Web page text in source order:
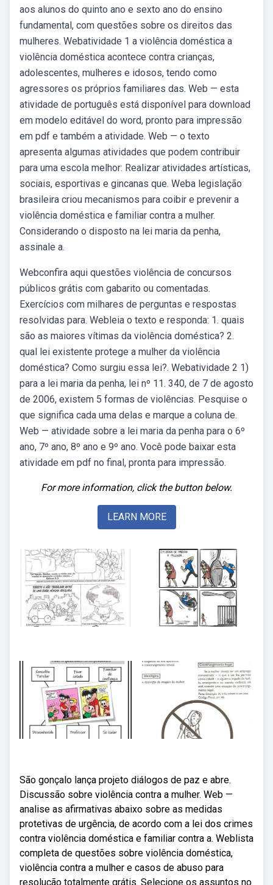
aos alunos do quinto ano e sexto ano do ensino
fundamental, com questões sobre os direitos das
mulheres. Webatividade 1 a violência doméstica a
violência doméstica acontece contra crianças,
adolescentes, mulheres e idosos, tendo como
agressores os próprios familiares das. Web — esta
atividade de português está disponível para download
em modelo editável do word, pronto para impressão
em pdf e também a atividade. Web — o texto
apresenta algumas atividades que podem contribuir
para uma escola melhor: Realizar atividades artísticas,
sociais, esportivas e gincanas que. Weba legislação
brasileira criou mecanismos para coibir e prevenir a
violência doméstica e familiar contra a mulher.
Considerando o disposto na lei maria da penha,
assinale a.
Webconfira aqui questões violência de concursos
públicos grátis com gabarito ou comentadas.
Exercícios com milhares de perguntas e respostas
resolvidas para. Webleia o texto e responda: 1. quais
são as maiores vítimas da violência doméstica? 2.
qual lei existente protege a mulher da violência
doméstica? Como surgiu essa lei?. Webatividade 2 1)
para a lei maria da penha, lei nº 11. 340, de 7 de agosto
de 2006, existem 5 formas de violências. Pesquise o
que significa cada uma delas e marque a coluna de.
Web — atividade sobre a lei maria da penha para o 6º
ano, 7º ano, 8º ano e 9º ano. Você pode baixar esta
atividade em pdf no final, pronta para impressão.
For more information, click the button below.
LEARN MORE
São gonçalo lança projeto diálogos de paz e abre.
Discussão sobre violência contra a mulher. Web —
analise as afirmativas abaixo sobre as medidas
protetivas de urgência, de acordo com a lei dos crimes
contra violência doméstica e familiar contra a. Weblista
completa de questões sobre violência doméstica,
violência contra a mulher e casos de abuso para
resolução totalmente grátis. Selecione os assuntos no